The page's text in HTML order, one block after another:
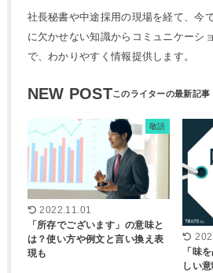
社長秘書や中途採用の現場を経て、今
に欠かせない知識からコミュニケーシ
で、わかりやすく情報提供します。
NEW POST
敬語
2022.11.01
「所存でございます」の意味と
は？使い方や例文と言い換え表
現も
「味
しい